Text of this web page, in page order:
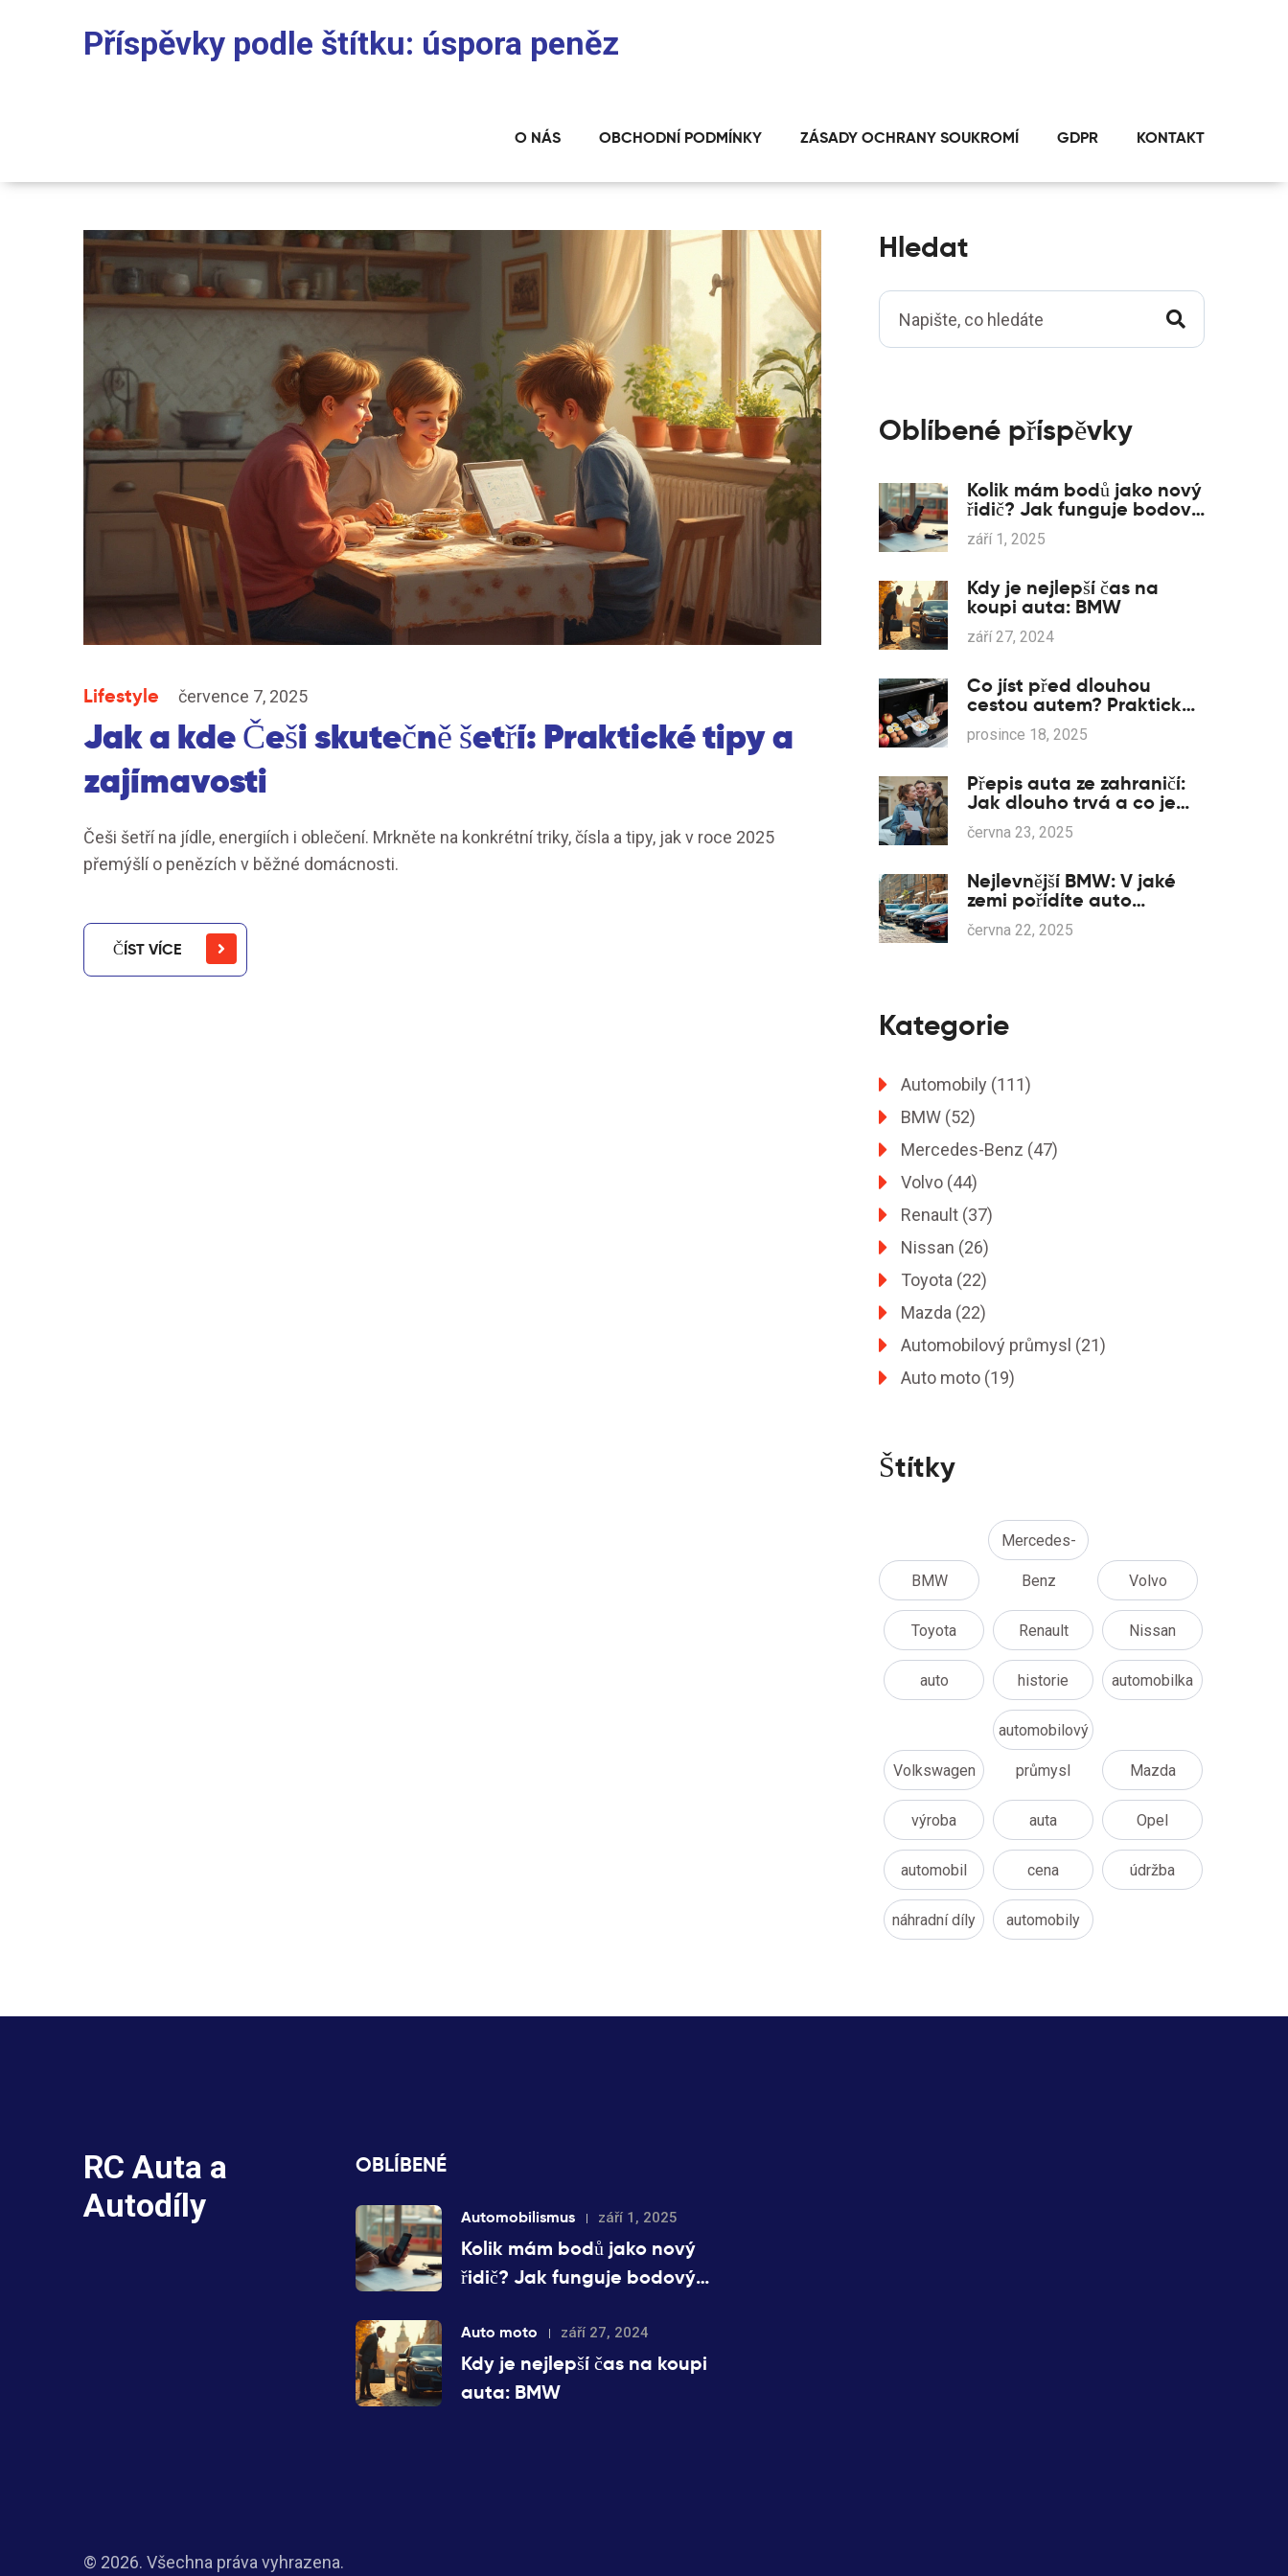
Příspěvky podle štítku: úspora peněz
O NÁS OBCHODNÍ PODMÍNKY ZÁSADY OCHRANY SOUKROMÍ GDPR KONTAKT
Lifestyle července 7, 2025
Jak a kde Češi skutečně šetří: Praktické tipy a
zajímavosti
Češi šetří na jídle, energiích i oblečení. Mrkněte na konkrétní triky, čísla a tipy, jak v roce 2025
přemýšlí o penězích v běžné domácnosti.
ČÍST VÍCE
Hledat
Oblíbené příspěvky
Kolik mám bodů jako nový
řidič? Jak funguje bodový
systém v roce 2025 a jak
si body zkontrolovat
září 1, 2025
Kdy je nejlepší čas na
koupi auta: BMW
září 27, 2024
Co jíst před dlouhou
cestou autem? Praktické
rady pro pohodlnou jízdu
prosince 18, 2025
Přepis auta ze zahraničí:
Jak dlouho trvá a co je
potřeba vědět?
června 23, 2025
Nejlevnější BMW: V jaké
zemi pořídíte auto
nejvýhodněji?
června 22, 2025
Kategorie
Automobily (111)
BMW (52)
Mercedes-Benz (47)
Volvo (44)
Renault (37)
Nissan (26)
Toyota (22)
Mazda (22)
Automobilový průmysl (21)
Auto moto (19)
Štítky
BMW
Mercedes-
Benz Volvo
Toyota Renault Nissan
auto historie automobilka
Volkswagen
automobilový
průmysl Mazda
výroba auta Opel
automobil cena údržba
náhradní díly automobily
RC Auta a
Autodíly
OBLÍBENÉ
Automobilismus září 1, 2025
Kolik mám bodů jako nový
řidič? Jak funguje bodový
body zkontrolovat
Auto moto září 27, 2024
Kdy je nejlepší čas na koupi
auta: BMW
© 2026. Všechna práva vyhrazena.